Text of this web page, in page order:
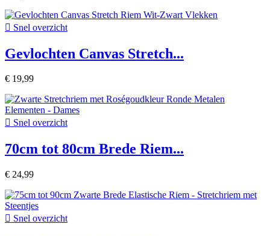
 Snel overzicht
Gevlochten Canvas Stretch...
€ 19,99
 Snel overzicht
70cm tot 80cm Brede Riem...
€ 24,99
 Snel overzicht